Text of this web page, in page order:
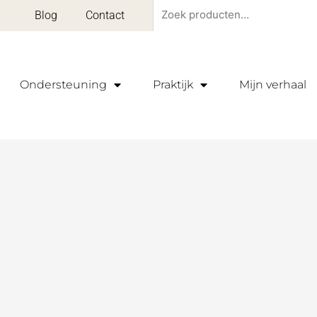
Blog Contact
Zoeken
Ondersteuning Praktijk Mijn verhaal